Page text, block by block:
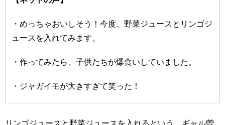
・めっちゃおいしそう！今度、野菜ジュースとリンゴジ
ュースを入れてみます。
・作ってみたら、子供たちが爆食いしていました。
・ジャガイモが大きすぎて笑った！